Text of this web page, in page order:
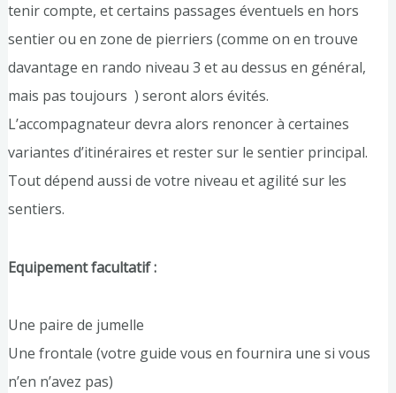
tenir compte, et certains passages éventuels en hors
sentier ou en zone de pierriers (comme on en trouve
davantage en rando niveau 3 et au dessus en général,
mais pas toujours ) seront alors évités.
L’accompagnateur devra alors renoncer à certaines
variantes d’itinéraires et rester sur le sentier principal.
Tout dépend aussi de votre niveau et agilité sur les
sentiers.
Equipement facultatif :
Une paire de jumelle
Une frontale (votre guide vous en fournira une si vous
n’en n’avez pas)